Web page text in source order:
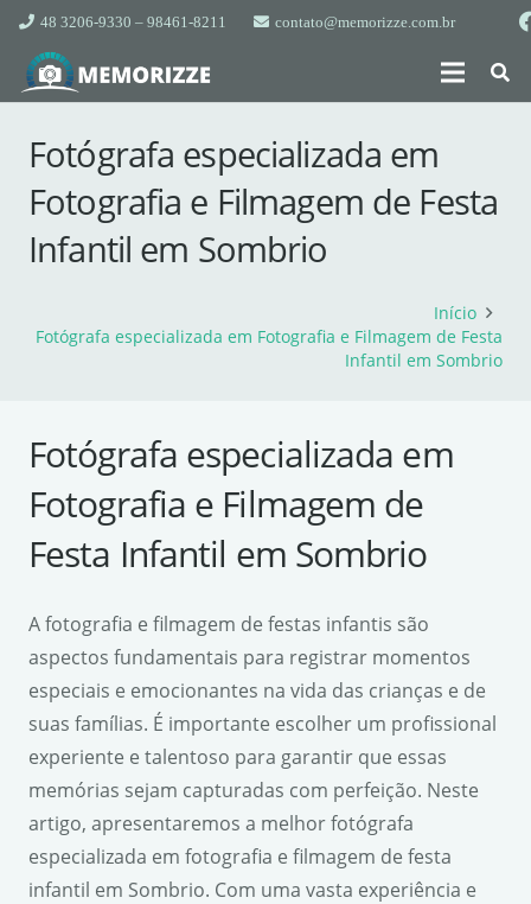
48 3206-9330 – 98461-8211 contato@memorizze.com.br
Fotógrafa especializada em
Fotografia e Filmagem de Festa
Infantil em Sombrio
Início
Fotógrafa especializada em Fotografia e Filmagem de Festa
Infantil em Sombrio
Fotógrafa especializada em
Fotografia e Filmagem de
Festa Infantil em Sombrio
A fotografia e filmagem de festas infantis são
aspectos fundamentais para registrar momentos
especiais e emocionantes na vida das crianças e de
suas famílias. É importante escolher um profissional
experiente e talentoso para garantir que essas
memórias sejam capturadas com perfeição. Neste
artigo, apresentaremos a melhor fotógrafa
especializada em fotografia e filmagem de festa
infantil em Sombrio. Com uma vasta experiência e